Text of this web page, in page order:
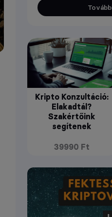
Kripto Konzultáció:
Elakadtál?
Szakértőink
segítenek
39990 Ft